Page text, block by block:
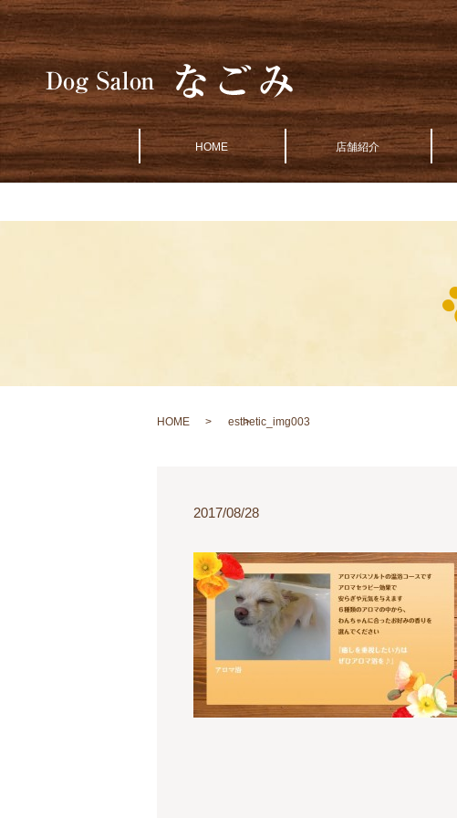
HOME 店舗紹介
HOME esthetic_img003
2017/08/28